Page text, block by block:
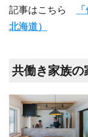
記事はこちら
北海道）
共働き家族の